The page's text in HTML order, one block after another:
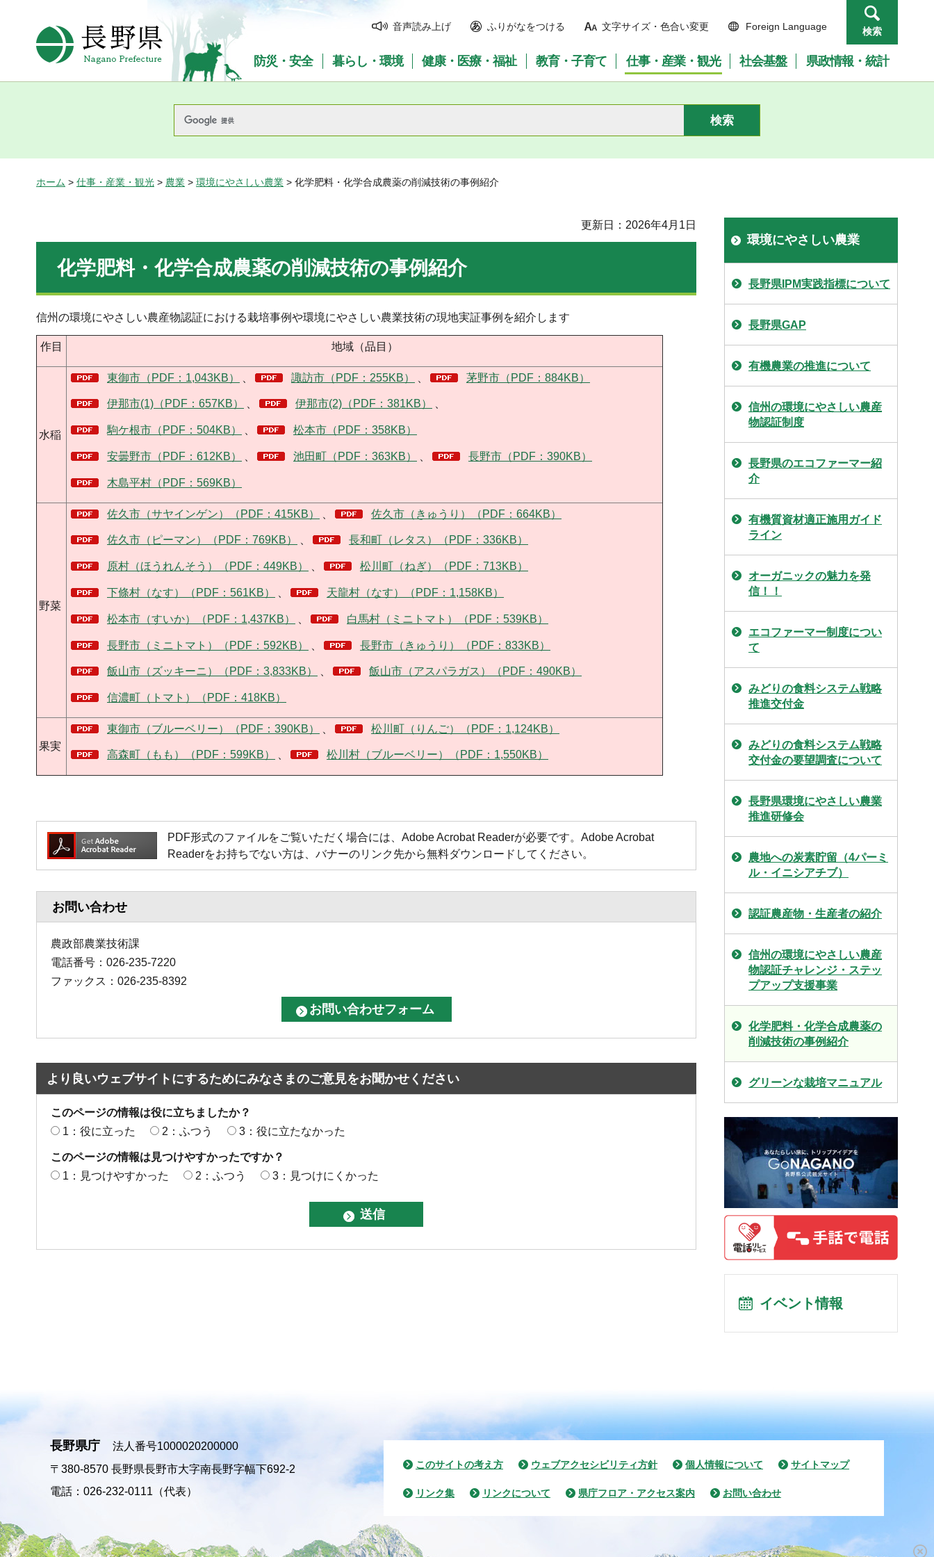
長野県Nagano Prefecture
音声読み上げ ふりがなをつける 文字サイズ・色合い変更 Foreign Language 検索
防災・安全 暮らし・環境 健康・医療・福祉 教育・子育て 仕事・産業・観光 社会基盤 県政情報・統計
ホーム > 仕事・産業・観光 > 農業 > 環境にやさしい農業 > 化学肥料・化学合成農薬の削減技術の事例紹介
更新日：2026年4月1日
化学肥料・化学合成農薬の削減技術の事例紹介
信州の環境にやさしい農産物認証における栽培事例や環境にやさしい農業技術の現地実証事例を紹介します
作目 地域（品目）
水稲
東御市（PDF：1,043KB） 諏訪市（PDF：255KB） 茅野市（PDF：884KB）
伊那市(1)（PDF：657KB） 伊那市(2)（PDF：381KB）
駒ケ根市（PDF：504KB） 松本市（PDF：358KB）
安曇野市（PDF：612KB） 池田町（PDF：363KB） 長野市（PDF：390KB）
木島平村（PDF：569KB）
野菜
佐久市（サヤインゲン）（PDF：415KB） 佐久市（きゅうり）（PDF：664KB）
佐久市（ピーマン）（PDF：769KB） 長和町（レタス）（PDF：336KB）
原村（ほうれんそう）（PDF：449KB） 松川町（ねぎ）（PDF：713KB）
下條村（なす）（PDF：561KB） 天龍村（なす）（PDF：1,158KB）
松本市（すいか）（PDF：1,437KB） 白馬村（ミニトマト）（PDF：539KB）
長野市（ミニトマト）（PDF：592KB） 長野市（きゅうり）（PDF：833KB）
飯山市（ズッキーニ）（PDF：3,833KB） 飯山市（アスパラガス）（PDF：490KB）
信濃町（トマト）（PDF：418KB）
果実
東御市（ブルーベリー）（PDF：390KB） 松川町（りんご）（PDF：1,124KB）
高森町（もも）（PDF：599KB） 松川村（ブルーベリー）（PDF：1,550KB）
PDF形式のファイルをご覧いただく場合には、Adobe Acrobat Readerが必要です。Adobe Acrobat
Readerをお持ちでない方は、バナーのリンク先から無料ダウンロードしてください。
お問い合わせ
農政部農業技術課
電話番号：026-235-7220
ファックス：026-235-8392
より良いウェブサイトにするためにみなさまのご意見をお聞かせください
このページの情報は役に立ちましたか？
1：役に立った
2：ふつう 3：役に立たなかった
このページの情報は見つけやすかったですか？
1：見つけやすかった
2：ふつう 3：見つけにくかった
環境にやさしい農業
長野県IPM実践指標について
長野県GAP
有機農業の推進について
信州の環境にやさしい農産
物認証制度
長野県のエコファーマー紹
介
有機質資材適正施用ガイド
ライン
オーガニックの魅力を発
信！！
エコファーマー制度につい
て
みどりの食料システム戦略
推進交付金
みどりの食料システム戦略
交付金の要望調査について
長野県環境にやさしい農業
推進研修会
農地への炭素貯留（4パーミ
ル・イニシアチブ）
認証農産物・生産者の紹介
信州の環境にやさしい農産
物認証チャレンジ・ステッ
プアップ支援事業
化学肥料・化学合成農薬の
削減技術の事例紹介
グリーンな栽培マニュアル
イベント情報
長野県庁
法人番号1000020200000
〒380-8570 長野県長野市大字南長野字幅下692-2
電話：026-232-0111（代表）
このサイトの考え方 ウェブアクセシビリティ方針 個人情報について サイトマップ
リンク集 リンクについて 県庁フロア・アクセス案内 お問い合わせ